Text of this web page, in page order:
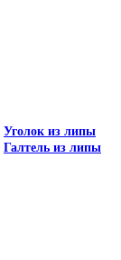
Галтель из липы
Уголок из липы